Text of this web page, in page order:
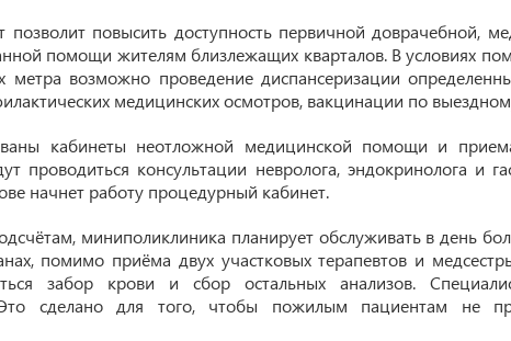
позволит повысить доступность первичной доврачебной,
помощи жителям близлежащих кварталов. В условиях
метра возможно проведение диспансеризации
медицинских осмотров, вакцинации по
кабинеты неотложной медицинской помощи и
проводиться консультации невролога, эндокринолога и
начнет работу процедурный кабинет.
миниполиклиника планирует обслуживать в день
помимо приёма двух участковых терапевтов и
забор крови и сбор остальных анализов.
сделано для того, чтобы пожилым пациентам не